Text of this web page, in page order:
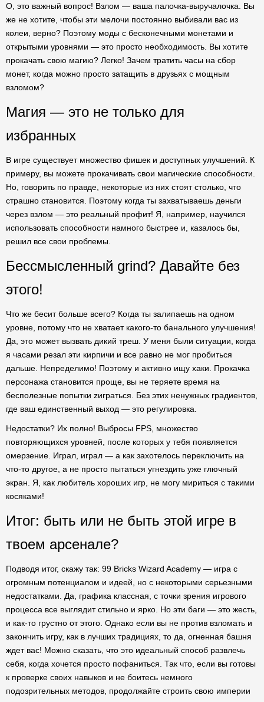
О, это важный вопрос! Взлом — ваша палочка-выручалочка. Вы
же не хотите, чтобы эти мелочи постоянно выбивали вас из
колеи, верно? Поэтому моды с бесконечными монетами и
открытыми уровнями — это просто необходимость. Вы хотите
прокачать свою магию? Легко! Зачем тратить часы на сбор
монет, когда можно просто затащить в друзьях с мощным
взломом?
Магия — это не только для
избранных
В игре существует множество фишек и доступных улучшений. К
примеру, вы можете прокачивать свои магические способности.
Но, говорить по правде, некоторые из них стоят столько, что
страшно становится. Поэтому когда ты захватываешь деньги
через взлом — это реальный профит! Я, например, научился
использовать способности намного быстрее и, казалось бы,
решил все свои проблемы.
Бессмысленный grind? Давайте без
этого!
Что же бесит больше всего? Когда ты залипаешь на одном
уровне, потому что не хватает какого-то банального улучшения!
Да, это может вызвать дикий треш. У меня были ситуации, когда
я часами резал эти кирпичи и все равно не мог пробиться
дальше. Непределимо! Поэтому и активно ищу хаки. Прокачка
персонажа становится проще, вы не теряете время на
бесполезные попытки zиграться. Без этих ненужных градиентов,
где ваш единственный выход — это регулировка.
Недостатки? Их полно! Выбросы FPS, множество
повторяющихся уровней, после которых у тебя появляется
омерзение. Играл, играл — а как захотелось переключить на
что-то другое, а не просто пытаться угнездить уже глючный
экран. Я, как любитель хороших игр, не могу мириться с такими
косяками!
Итог: быть или не быть этой игре в
твоем арсенале?
Подводя итог, скажу так: 99 Bricks Wizard Academy — игра с
огромным потенциалом и идеей, но с некоторыми серьезными
недостатками. Да, графика классная, с точки зрения игрового
процесса все выглядит стильно и ярко. Но эти баги — это жесть,
и как-то грустно от этого. Однако если вы не против взломать и
закончить игру, как в лучших традициях, то да, огненная башня
ждет вас! Можно сказать, что это идеальный способ развлечь
себя, когда хочется просто пофаниться. Так что, если вы готовы
к проверке своих навыков и не боитесь немного
подозрительных методов, продолжайте строить свою империи